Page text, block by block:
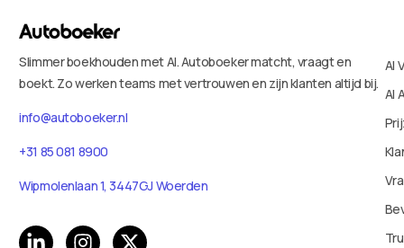
Slimmer boekhouden met AI. Autoboeker matcht, vraagt en
boekt. Zo werken teams met vertrouwen en zijn klanten altijd bij.
info@autoboeker.nl
+31 85 081 8900
Wipmolenlaan 1, 3447GJ Woerden
AI
AI